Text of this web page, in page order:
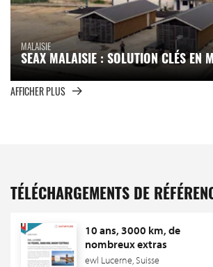
MALAISIE
SEAX MALAISIE : SOLUTION CLÉS EN
AFFICHER PLUS
TÉLÉCHARGEMENTS DE
10 ans, 3000 km, de
nombreux extras
ewl Lucerne, Suisse